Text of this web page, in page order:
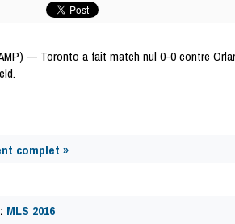
— Toronto a fait match nul 0-0 contre
complet »
MLS 2016